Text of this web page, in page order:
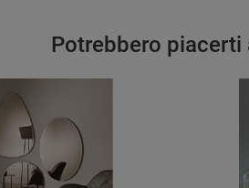
Potrebbero piacerti